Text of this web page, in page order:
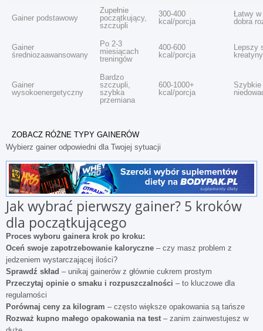
Gainer podstawowy
Zupełnie
początkujący,
szczupli
300-400
kcal/porcja
Łatwy
dobra
Gainer
średniozaawansowany
Po 2-3
miesiącach
treningów
400-600
kcal/porcja
Lepszy
Gainer
wysokoenergetyczny
Bardzo
szczupli,
szybka
przemiana
600-1000+
kcal/porcja
ZOBACZ RÓŻNE TYPY GAINERÓW
Wybierz gainer odpowiedni dla Twojej sytuacji
Jak wybrać pierwszy gainer? 5 kroków
dla początkującego
Proces wyboru gainera krok po kroku:
Oceń swoje zapotrzebowanie kaloryczne – czy masz problem z
jedzeniem wystarczającej ilości?
Sprawdź skład – unikaj gainerów z głównie cukrem prostym
Przeczytaj opinie o smaku i rozpuszczalności – to kluczowe dla
regularności
Porównaj ceny za kilogram – często większe opakowania są tańsze
Rozważ kupno małego opakowania na test – zanim zainwestujesz w